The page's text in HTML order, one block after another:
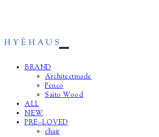
BRAND
Architectmade
Penco
Saito Wood
ALL
NEW
PRE–LOVED
chair